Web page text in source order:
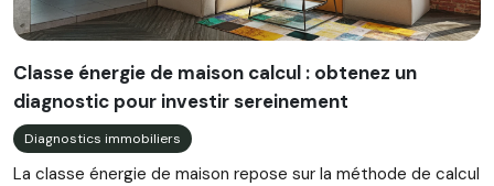
Classe énergie de maison calcul : obtenez un
diagnostic pour investir sereinement
Diagnostics immobiliers
La classe énergie de maison repose sur la méthode de calcul